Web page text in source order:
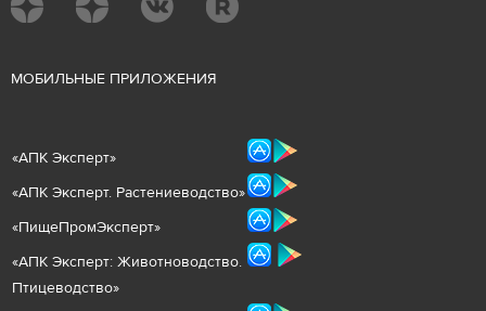
МОБИЛЬНЫЕ ПРИЛОЖЕНИЯ
«АПК Эксперт»
«АПК Эксперт. Растениеводство»
«ПищеПромЭксперт»
«АПК Эксперт: Животноводство.
Птицеводство»